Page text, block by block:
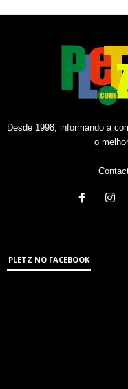
Desde 1998, informando a
o
PLETZ NO FACEBOOK